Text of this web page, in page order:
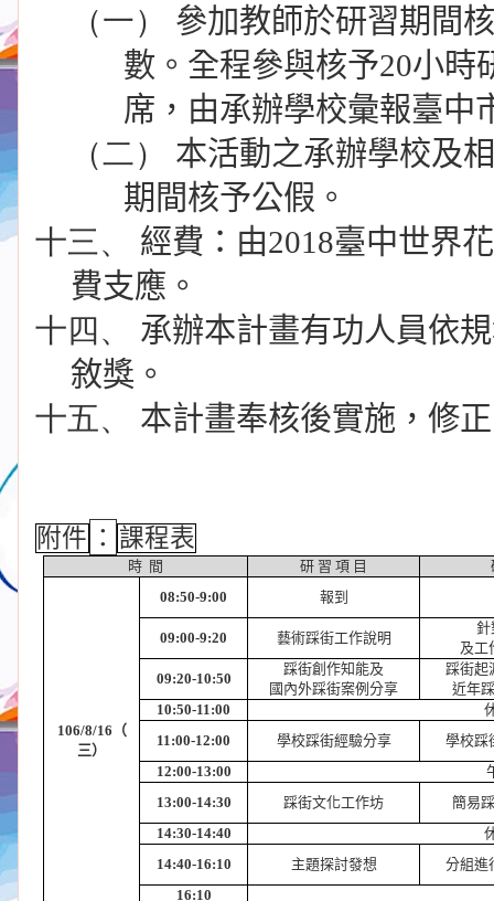
（一）
參加教師於研習期間
數。全程參與核予20小時
席，由承辦學校彙報臺中
（二）
本活動之承辦學校及
期間核予公假。
十三、
經費：由2018臺中世界
費支應。
十四、
承辦本計畫有功人員依
敘獎。
十五、
本計畫奉核後實施，修
附件 ： 課程表
時 間 研 習 項 目
106/8/16 （
三）
08:50-9:00 報到
09:00-9:20 藝術踩街工作說明
針
及工
09:20-10:50
踩街創作知能及
國內外踩街案例分享
踩街起
近年
10:50-11:00
11:00-12:00
學校踩街經驗分享
學校踩
12:00-13:00
13:00-14:30
踩街文化工作坊
簡易
14:30-14:40
14:40-16:10
主題探討發想
分組進
16:10